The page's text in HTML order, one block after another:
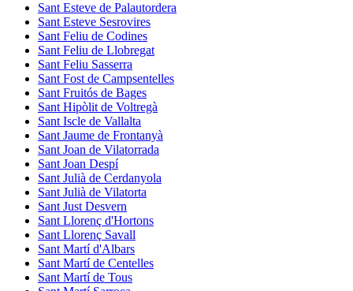
Sant Esteve de Palautordera
Sant Esteve Sesrovires
Sant Feliu de Codines
Sant Feliu de Llobregat
Sant Feliu Sasserra
Sant Fost de Campsentelles
Sant Fruitós de Bages
Sant Hipòlit de Voltregà
Sant Iscle de Vallalta
Sant Jaume de Frontanyà
Sant Joan de Vilatorrada
Sant Joan Despí
Sant Julià de Cerdanyola
Sant Julià de Vilatorta
Sant Just Desvern
Sant Llorenç d'Hortons
Sant Llorenç Savall
Sant Martí d'Albars
Sant Martí de Centelles
Sant Martí de Tous